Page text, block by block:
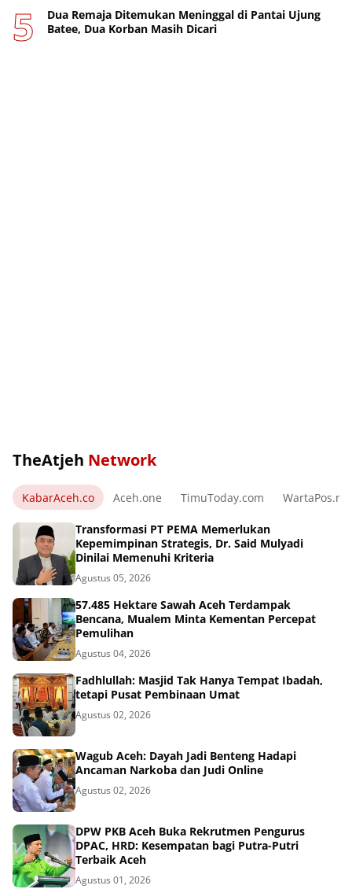
Dua Remaja Ditemukan Meninggal di Pantai Ujung
Batee, Dua Korban Masih Dicari
TheAtjeh Network
KabarAceh.co Aceh.one TimuToday.com WartaPos.net
Transformasi PT PEMA Memerlukan
Kepemimpinan Strategis, Dr. Said Mulyadi
Dinilai Memenuhi Kriteria
Agustus 05, 2026
57.485 Hektare Sawah Aceh Terdampak
Bencana, Mualem Minta Kementan Percepat
Pemulihan
Agustus 04, 2026
Fadhlullah: Masjid Tak Hanya Tempat Ibadah,
tetapi Pusat Pembinaan Umat
Agustus 02, 2026
Wagub Aceh: Dayah Jadi Benteng Hadapi
Ancaman Narkoba dan Judi Online
Agustus 02, 2026
DPW PKB Aceh Buka Rekrutmen Pengurus
DPAC, HRD: Kesempatan bagi Putra-Putri
Terbaik Aceh
Agustus 01, 2026